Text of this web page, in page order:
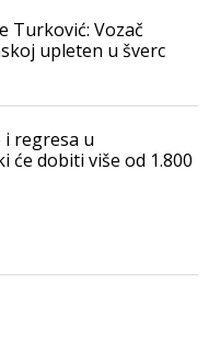
Turković: Vozač
upleten u šverc
i regresa u
će dobiti više od 1.800